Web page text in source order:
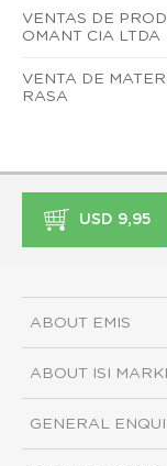
VENTAS DE
OMANT CIA LTDA
VENTA DE
RASA
USD 9,95
ABOUT EMIS
ABOUT ISI
GENERAL